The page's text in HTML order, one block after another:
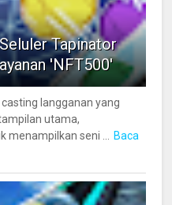
Tapinator
'NFT500'
langganan yang
utama,
seni ...
Baca